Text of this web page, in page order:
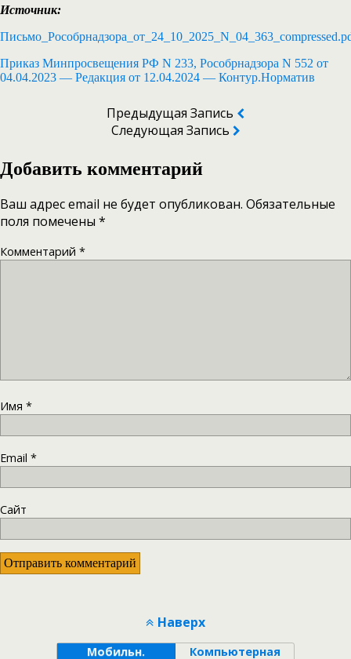
Источник:
Приказ Минпросвещения РФ N 233, Рособрнадзора N 552 от
04.04.2023 — Редакция от 12.04.2024 — Контур.Норматив
Предыдущая Запись
Следующая Запись
Добавить комментарий
Ваш адрес email не будет опубликован. Обязательные
поля помечены *
Комментарий *
Имя *
Email *
Сайт
Наверх
Мобильн. Компьютерная